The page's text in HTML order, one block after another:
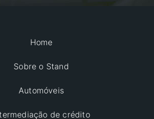
Home
Sobre o Stand
Automóveis
de crédito